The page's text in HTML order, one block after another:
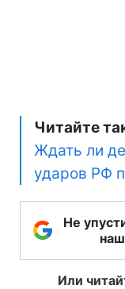
Читайте
Ждать ли
ударов РФ
Не
Или